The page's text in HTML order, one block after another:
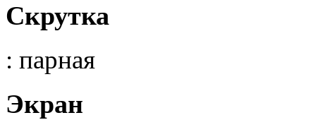
Скрутка
: парная
Экран